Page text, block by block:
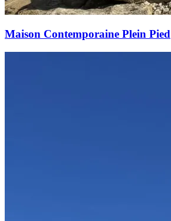
Maison Contemporaine Plein Pied